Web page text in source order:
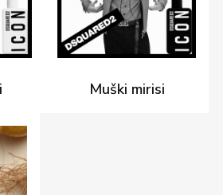
Muški mirisi